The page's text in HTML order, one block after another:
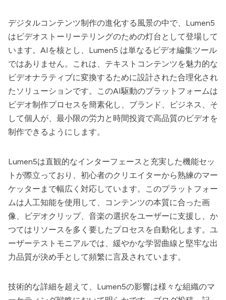
デジタルコンテンツ制作の進化する風景の中で、 Lumen5
はビデオストーリーテリングのための灯台として登場して
います。AIを核とし、 Lumen5 は単なるビデオ編集ツール
ではありません。これは、テキストコンテンツを魅力的な
ビデオナラティブに変換するために設計された合理化され
たソリューションです。このAI駆動のプラットフォームは
ビデオ制作プロセスを簡素化し、ブランド、ビジネス、そ
して個人が、最小限の労力と時間投資で高品質のビデオを
制作できるようにします。
Lumen5は直観的なインターフェースと充実した機能セッ
トが際立っており、初心者のクリエイターから熟練のマー
ケッターまで幅広く対応しています。このプラットフォー
ムは人工知能を使用して、コンテンツの本質に合った画
像、ビデオクリップ、音楽の選択をユーザーに支援し、か
つてはリソースを多く要したプロセスを自動化します。ユ
ーザーテストモニアルでは、緩やかな学習曲線と堅牢な出
力品質が決め手として頻繁に言及されています。
技術的な詳細を超えて、 Lumen5の影響は様々な組織のマ